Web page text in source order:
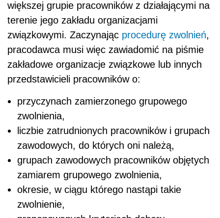
większej grupie pracowników z działającymi na
terenie jego zakładu organizacjami
związkowymi. Zaczynając procedurę zwolnień,
pracodawca musi więc zawiadomić na piśmie
zakładowe organizacje związkowe lub innych
przedstawicieli pracowników o:
przyczynach zamierzonego grupowego
zwolnienia,
liczbie zatrudnionych pracowników i grupach
zawodowych, do których oni należą,
grupach zawodowych pracowników objętych
zamiarem grupowego zwolnienia,
okresie, w ciągu którego nastąpi takie
zwolnienie,